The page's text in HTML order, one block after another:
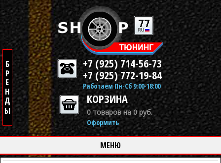
+7 (925) 714-56-73
+7 (925) 772-19-84
Работаем Пн-Сб 9:00-18:00
КОРЗИНА
0 товаров на 0 руб.
Оформить
МЕНЮ